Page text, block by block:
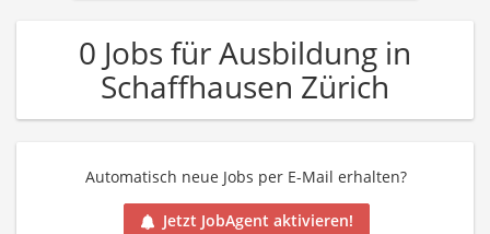
0 Jobs für Ausbildung in
Schaffhausen Zürich
Automatisch neue Jobs per E-Mail erhalten?
Jetzt JobAgent aktivieren!